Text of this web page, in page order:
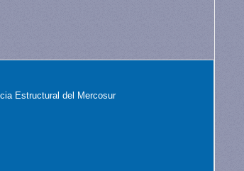
Estructural del Mercosur